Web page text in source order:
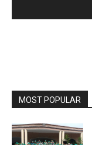
MOST POPULAR